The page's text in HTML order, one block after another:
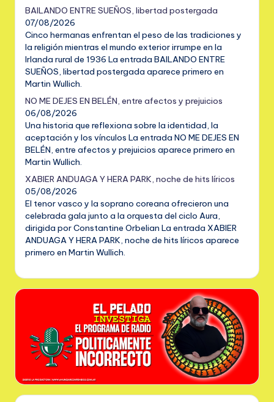
BAILANDO ENTRE SUEÑOS, libertad postergada
07/08/2026
Cinco hermanas enfrentan el peso de las tradiciones y
la religión mientras el mundo exterior irrumpe en la
Irlanda rural de 1936 La entrada BAILANDO ENTRE
SUEÑOS, libertad postergada aparece primero en
Martin Wullich.
NO ME DEJES EN BELÉN, entre afectos y prejuicios
06/08/2026
Una historia que reflexiona sobre la identidad, la
aceptación y los vínculos La entrada NO ME DEJES EN
BELÉN, entre afectos y prejuicios aparece primero en
Martin Wullich.
XABIER ANDUAGA Y HERA PARK, noche de hits líricos
05/08/2026
El tenor vasco y la soprano coreana ofrecieron una
celebrada gala junto a la orquesta del ciclo Aura,
dirigida por Constantine Orbelian La entrada XABIER
ANDUAGA Y HERA PARK, noche de hits líricos aparece
primero en Martin Wullich.